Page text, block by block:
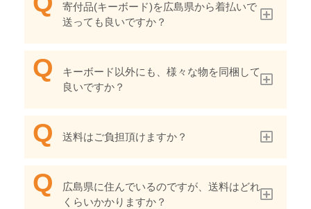
寄付品(キーボード)を広島県から着払いで
送っても良いですか？
キーボード以外にも、様々な物を同梱して
良いですか？
送料はご負担頂けますか？
広島県に住んでいるのですが、送料はどれ
くらいかかりますか？